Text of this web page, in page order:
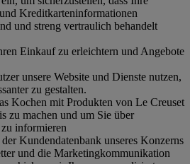
Kreditkarteninformationen
und streng vertraulich behandelt
Einkauf zu erleichtern und Angebote
unsere Website und Dienste nutzen,
zu gestalten.
Kochen mit Produkten von Le Creuset
zu machen und um Sie über
informieren
Kundendatenbank unseres Konzerns
und die Marketingkommunikation